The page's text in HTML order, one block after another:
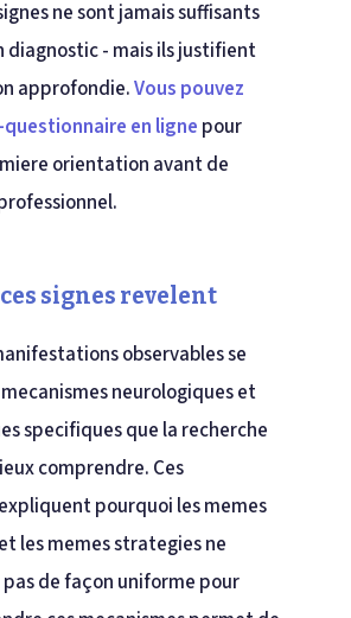
ne sont jamais suffisants
diagnostic - mais ils justifient
approfondie.Vous pouvez
en ligne pour
orientation avant de
ces signes revelent
observables se
neurologiques et
specifiques que la recherche
comprendre. Ces
pourquoi les memes
les memes strategies ne
de façon uniforme pour